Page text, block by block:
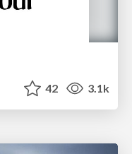
42 3.1k